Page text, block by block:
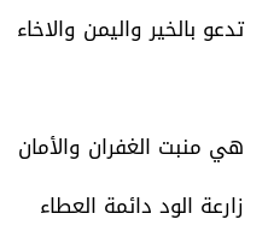
تدعو بالخير واليمن والاخاء
هي منبت الغفران والأمان
زارعة الود دائمة العطاء